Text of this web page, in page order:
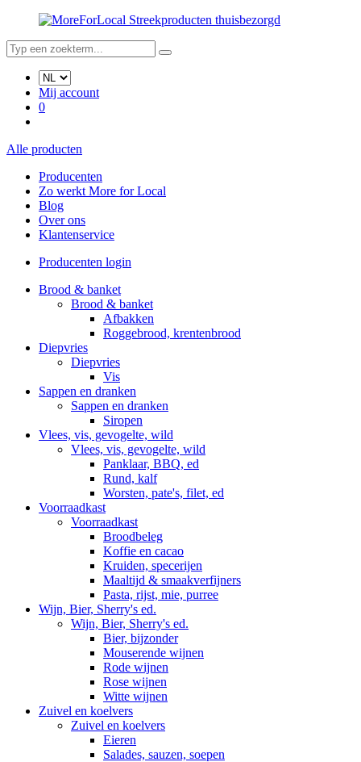
Streekproducten thuisbezorgd
Mij account
0
Alle producten
Producenten
Zo werkt More for Local
Blog
Over ons
Klantenservice
Producenten login
Brood & banket
Brood & banket
Afbakken
Roggebrood, krentenbrood
Diepvries
Diepvries
Vis
Sappen en dranken
Sappen en dranken
Siropen
Vlees, vis, gevogelte, wild
Vlees, vis, gevogelte, wild
Panklaar, BBQ, ed
Rund, kalf
Worsten, pate's, filet, ed
Voorraadkast
Voorraadkast
Broodbeleg
Koffie en cacao
Kruiden, specerijen
Maaltijd & smaakverfijners
Pasta, rijst, mie, purree
Wijn, Bier, Sherry's ed.
Wijn, Bier, Sherry's ed.
Bier, bijzonder
Mouserende wijnen
Rode wijnen
Rose wijnen
Witte wijnen
Zuivel en koelvers
Zuivel en koelvers
Eieren
Salades, sauzen, soepen